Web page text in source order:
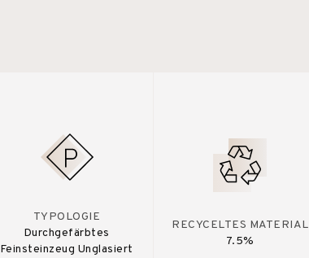
TYPOLOGIE
Durchgefärbtes
Feinsteinzeug Unglasiert
RECYCELTES MATERIAL
7.5%